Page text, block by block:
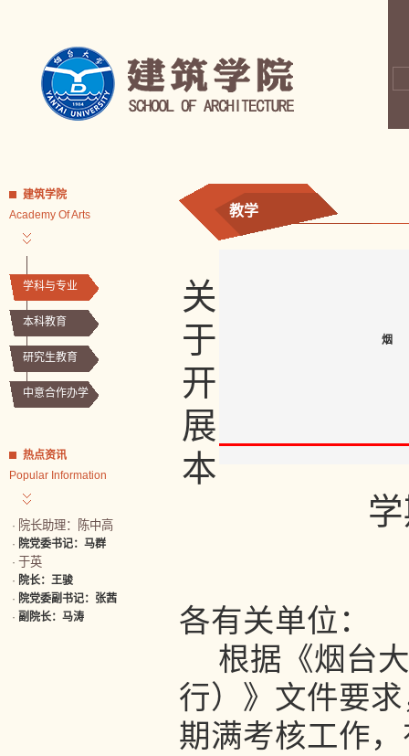
建筑学院
Academy Of Arts
学科与专业
本科教育
研究生教育
中意合作办学
热点资讯
Popular Information
· 院长助理：陈中高
· 院党委书记：马群
· 于英
· 院长：王骏
· 院党委副书记：张茜
· 副院长：马涛
教学
烟
关
于
开
展
本
各有关单位：
根据《烟台
行）》文件要
期满考核工作